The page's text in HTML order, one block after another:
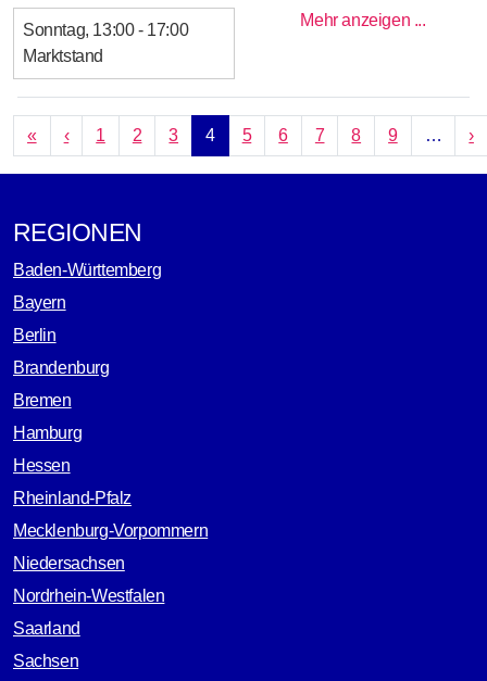
Sonntag 13:00 - 17:00
Marktstand
Mehr anzeigen ...
SEITENNUMMERIERUNG
«Erste Seite
‹Vorherige Seite
1 2 3 4 5 6 7 8 9 … ›
REGIONEN
Baden-Württemberg
Bayern
Berlin
Brandenburg
Bremen
Hamburg
Hessen
Rheinland-Pfalz
Mecklenburg-Vorpommern
Niedersachsen
Nordrhein-Westfalen
Saarland
Sachsen